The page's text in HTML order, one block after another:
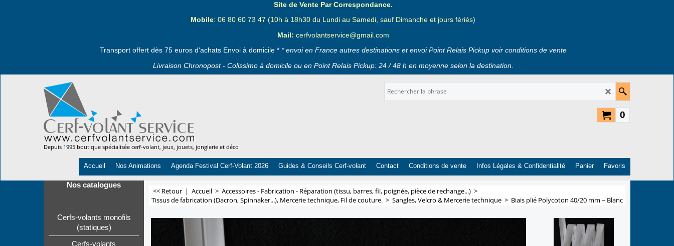
Site de Vente Par Correspondance.
Mobile: 06 80 60 73 47 (10h à 18h30 du Lundi au Samedi, sauf Dimanche et jours fériés)
Mail: cerfvolantservice@gmail.com
Transport offert dès 75 euros d'achats Envoi à domicile * * envoi en France autres destinations et envoi Point Relais Pickup voir conditions de vente
Livraison Chronopost - Colissimo à domicile ou en Point Relais Pickup: 24 / 48 h en moyenne selon la destination.
Depuis 1995 boutique spécialisée cerf-volant, jeux, jouets, jonglerie et déco
0
Accueil Nos Animations Agenda Festival Cerf-Volant 2026 Guides & Conseils Cerf-volant Contact Conditions de vente Infos Légales & Confidentialité Panier Favoris
Nos catalogues
Cerfs-volants monofils
(statiques)
Cerfs-volants
<< Retour | Accueil > Accessoires - Fabrication - Réparation (tissu, barres, fil, poignée, pièce de rechange...) >
Tissus de fabrication (Dacron, Spinnaker...), Mercerie technique, Fil de couture. > Sangles, Velcro & Mercerie technique > Biais plié Polycoton 40/20 mm – Blanc